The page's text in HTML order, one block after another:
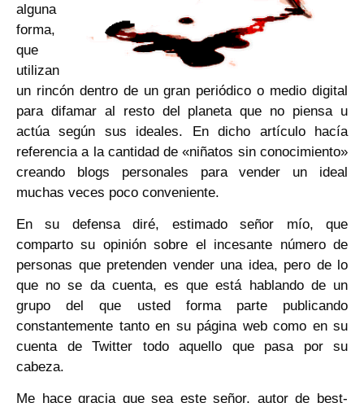
alguna
forma,
que
utilizan
un rincón dentro de un gran periódico o medio digital
para difamar al resto del planeta que no piensa u
actúa según sus ideales. En dicho artículo hacía
referencia a la cantidad de «niñatos sin conocimiento»
creando blogs personales para vender un ideal
muchas veces poco conveniente.
En su defensa diré, estimado señor mío, que
comparto su opinión sobre el incesante número de
personas que pretenden vender una idea, pero de lo
que no se da cuenta, es que está hablando de un
grupo del que usted forma parte publicando
constantemente tanto en su página web como en su
cuenta de Twitter todo aquello que pasa por su
cabeza.
Me hace gracia que sea este señor, autor de best-